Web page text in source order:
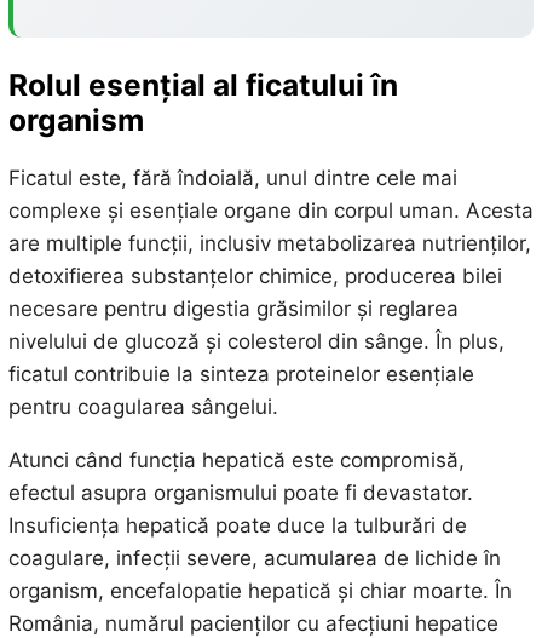
Rolul esențial al ficatului în
organism
Ficatul este, fără îndoială, unul dintre cele mai
complexe și esențiale organe din corpul uman. Acesta
are multiple funcții, inclusiv metabolizarea nutrienților,
detoxifierea substanțelor chimice, producerea bilei
necesare pentru digestia grăsimilor și reglarea
nivelului de glucoză și colesterol din sânge. În plus,
ficatul contribuie la sinteza proteinelor esențiale
pentru coagularea sângelui.
Atunci când funcția hepatică este compromisă,
efectul asupra organismului poate fi devastator.
Insuficiența hepatică poate duce la tulburări de
coagulare, infecții severe, acumularea de lichide în
organism, encefalopatie hepatică și chiar moarte. În
România, numărul pacienților cu afecțiuni hepatice